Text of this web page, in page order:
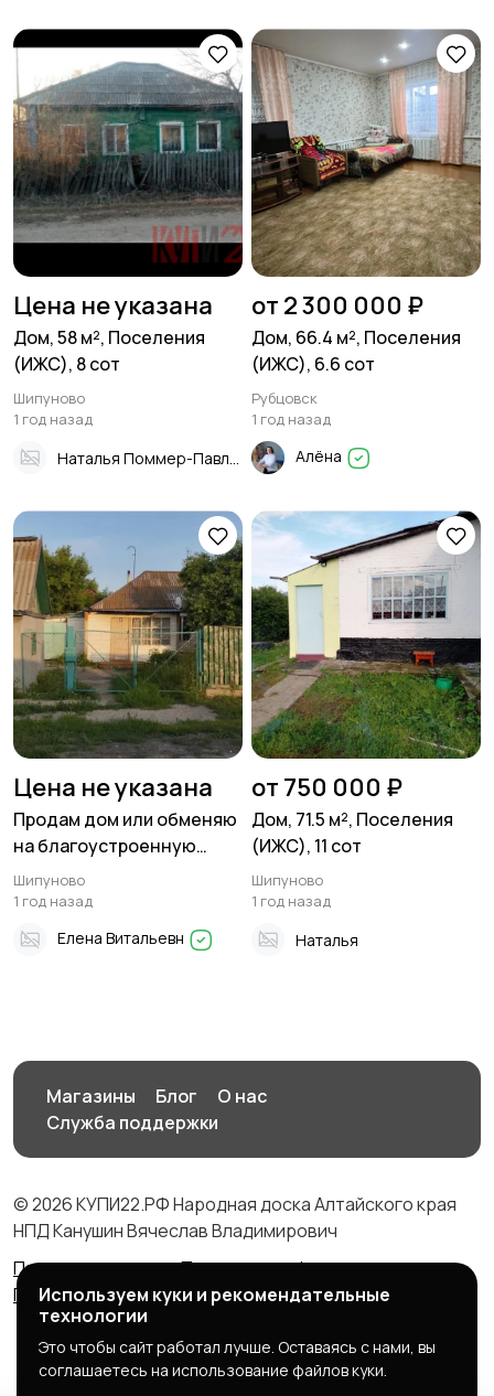
Цена не указана
Дом, 58 м², Поселения
(ИЖС), 8 сот
Шипуново
1 год назад
от 2 300 000 ₽
Дом, 66.4 м², Поселения
(ИЖС), 6.6 сот
Рубцовск
1 год назад
Алёна
Цена не указана
Продам дом или обменяю
на благоустроенную
квартиру, 75 м²,
Поселения (ИЖС), 12 сот в
Шипуново
Шипуново
1 год назад
Елена Витальевн
от 750 000 ₽
Дом, 71.5 м², Поселения
(ИЖС), 11 сот
Шипуново
1 год назад
Наталья
Магазины Блог
О нас
Служба поддержки
© 2026 КУПИ22.РФ Народная доска Алтайского края
НПД Канушин Вячеслав Владимирович
Правила сервиса
Политика конфиденциальности
Политика использования cookie
Используем куки и рекомендательные
технологии
Это чтобы сайт работал лучше. Оставаясь с нами, вы
соглашаетесь на использование файлов куки.